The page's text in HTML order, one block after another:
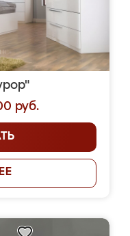
руб.